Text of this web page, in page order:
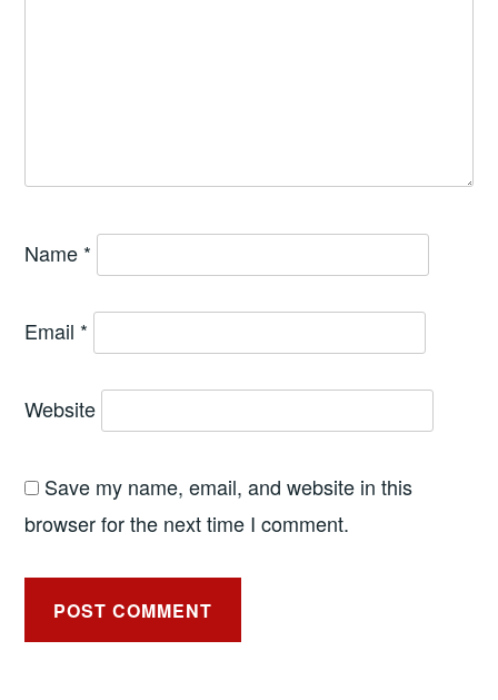
Name *
Email *
Website
Save my name, email, and website in this
browser for the next time I comment.